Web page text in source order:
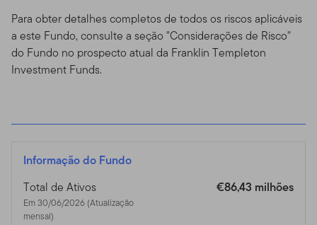
Para obter detalhes completos de todos os riscos aplicáveis
a este Fundo, consulte a seção "Considerações de Risco"
do Fundo no prospecto atual da Franklin Templeton
Investment Funds.
Informação do Fundo
Total de Ativos
Em 30/06/2026 (Atualização
mensal)
€86,43 milhões